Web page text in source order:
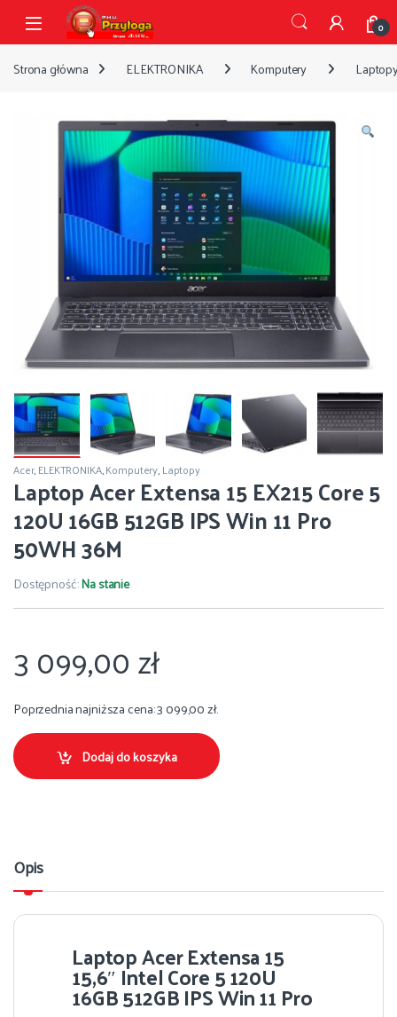
Przejdź do nawigacji
Przejdź do treści
Open 0
Strona główna ELEKTRONIKA Komputery
Acer,ELEKTRONIKA,Komputery,Laptopy
Laptop Acer Extensa 15 EX215 Core 5
120U 16GB 512GB IPS Win 11 Pro
50WH 36M
Dostępność:Na stanie
3 099,00zł
Poprzednia najniższa cena:3 099,00zł.
Dodaj do koszyka
Opis
Laptop Acer Extensa 15
15,6″ Intel Core 5 120U
16GB 512GB IPS Win 11 Pro